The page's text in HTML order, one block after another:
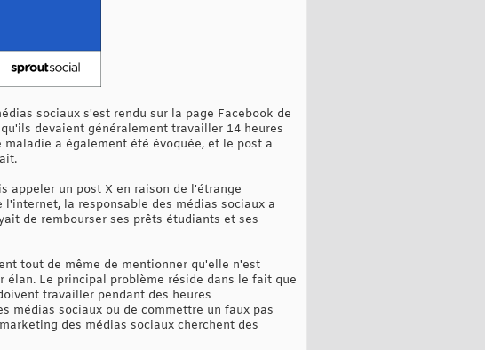
sociaux s'est rendu sur la page Facebook de
devaient généralement travailler 14 heures
a également été évoquée, et le post a
appeler un post X en raison de l'étrange
la responsable des médias sociaux a
de rembourser ses prêts étudiants et ses
tout de même de mentionner qu'elle n'est
élan. Le principal problème réside dans le fait que
travailler pendant des heures
médias sociaux ou de commettre un faux pas
des médias sociaux cherchent des